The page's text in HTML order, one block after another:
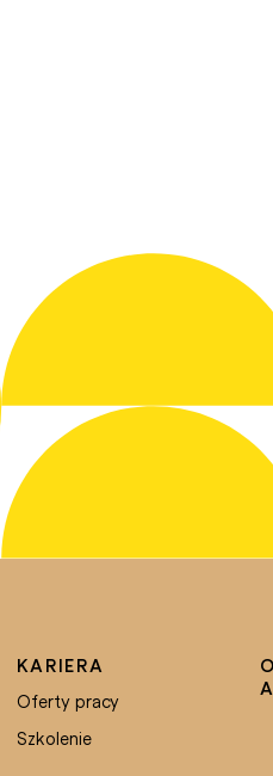
KARIERA
Oferty pracy
Szkolenie